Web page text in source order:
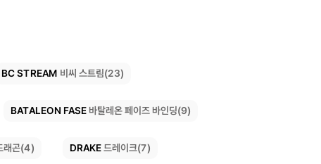
BC STREAM 비씨 스트림(23)
BATALEON FASE 바탈레온 페이즈 바인딩(9)
래곤(4) DRAKE드레이크(7)